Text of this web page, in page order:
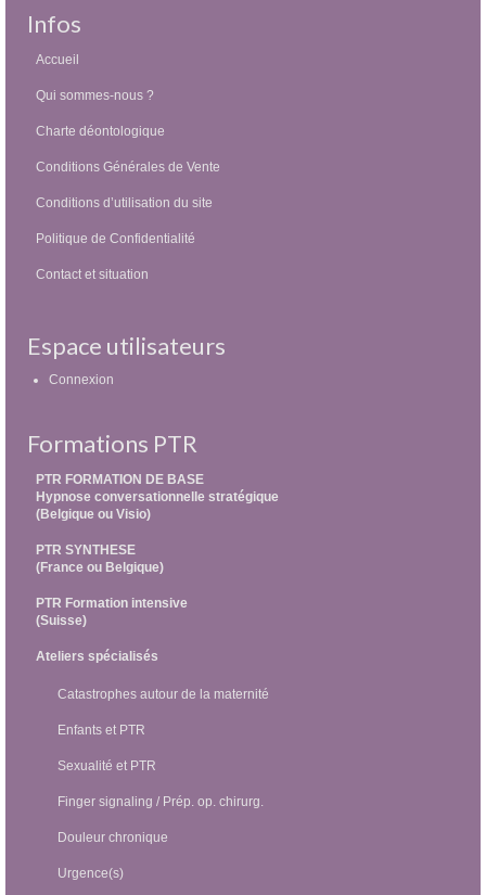
Infos
Accueil
Qui sommes-nous ?
Charte déontologique
Conditions Générales de Vente
Conditions d’utilisation du site
Politique de Confidentialité
Contact et situation
Espace utilisateurs
Connexion
Formations PTR
PTR FORMATION DE BASE
Hypnose conversationnelle stratégique
(Belgique ou Visio)
PTR SYNTHESE
(France ou Belgique)
PTR Formation intensive
(Suisse)
Ateliers spécialisés
Catastrophes autour de la maternité
Enfants et PTR
Sexualité et PTR
Finger signaling / Prép. op. chirurg.
Douleur chronique
Urgence(s)